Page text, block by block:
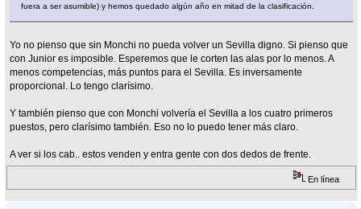
fuera a ser asumible) y hemos quedado algún año en mitad de la clasificación.
Yo no pienso que sin Monchi no pueda volver un Sevilla digno. Si pienso que
con Junior es imposible. Esperemos que le corten las alas por lo menos. A
menos competencias, más puntos para el Sevilla. Es inversamente
proporcional. Lo tengo clarísimo.
Y también pienso que con Monchi volvería el Sevilla a los cuatro primeros
puestos, pero clarísimo también. Eso no lo puedo tener más claro.
A ver si los cab.. estos venden y entra gente con dos dedos de frente.
En línea